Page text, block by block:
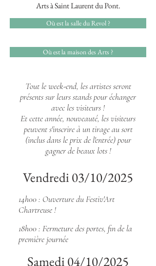
Arts à Saint Laurent du Pont.
Où est la salle du Revol ?
Où est la maison des Arts ?
Tout le week-end, les artistes seront
présents sur leurs stands pour échanger
avec les visiteurs !
Et cette année, nouveauté, les visiteurs
peuvent s'inscrire à un tirage au sort
(inclus dans le prix de l'entrée) pour
gagner de beaux lots !
Vendredi 03/10/2025
14h00 : Ouverture du Festiv'Art
Chartreuse !
18h00 : Fermeture des portes, fin de la
première journée
Samedi 04/10/2025